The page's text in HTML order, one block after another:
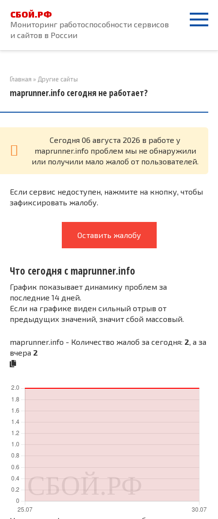
контенту
СБОЙ.РФ
Мониторинг работоспособности сервисов
и сайтов в России
Главная » Другие сайты
maprunner.info сегодня не работает?
Cегодня 06 августа 2026 в работе у
maprunner.info проблем мы не обнаружили
или получили мало жалоб от пользователей.
Если сервис недоступен, нажмите на кнопку, чтобы
зафиксировать жалобу.
Оставить жалобу
Что сегодня с maprunner.info
График показывает динамику проблем за
последние 14 дней.
Если на графике виден сильный отрыв от
предыдущих значений, значит сбой массовый.
maprunner.info - Количество жалоб за сегодня: 2 , а за
вчера 2